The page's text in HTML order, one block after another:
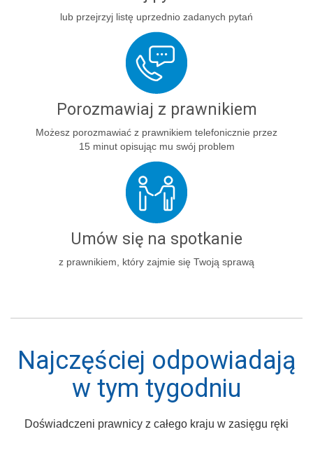
lub przejrzyj listę uprzednio zadanych pytań
Porozmawiaj z prawnikiem
Możesz porozmawiać z prawnikiem telefonicznie przez
15 minut opisując mu swój problem
Umów się na spotkanie
z prawnikiem, który zajmie się Twoją sprawą
Najczęściej odpowiadają
w tym tygodniu
Doświadczeni prawnicy z całego kraju w zasięgu ręki